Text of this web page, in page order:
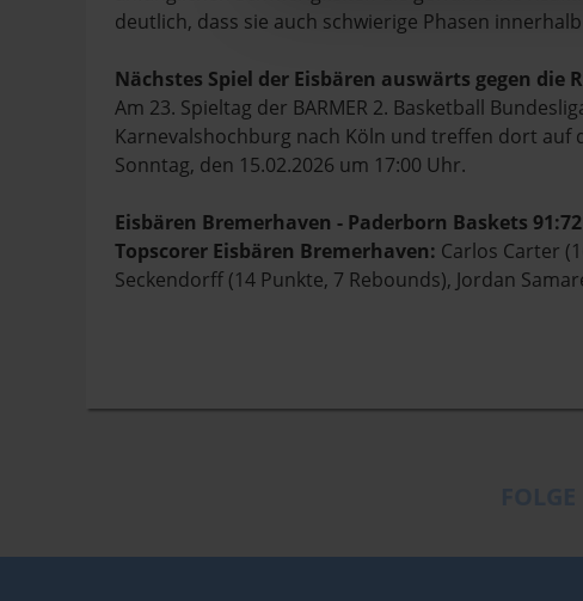
deutlich, dass sie auch schwierige Phasen
Nächstes Spiel der Eisbären auswärts gegen die
Am 23. Spieltag der BARMER 2. Basketball
Karnevalshochburg nach Köln und treffen dort auf
Sonntag, den 15.02.2026 um 17:00 Uhr.
Eisbären Bremerhaven - Paderborn Baskets 91:72
Topscorer Eisbären Bremerhaven: Carlos Carter
Seckendorff (14 Punkte, 7 Rebounds), Jordan